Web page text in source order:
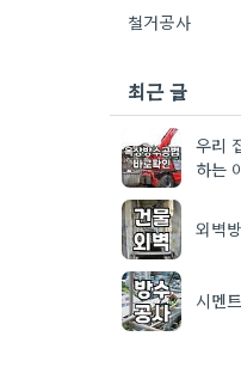
철거공사
최근 글
우리
하는
외벽
시멘